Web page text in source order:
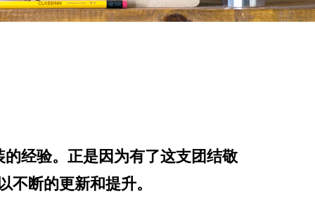
经验。正是因为有了这支团结敬
断的更新和提升。